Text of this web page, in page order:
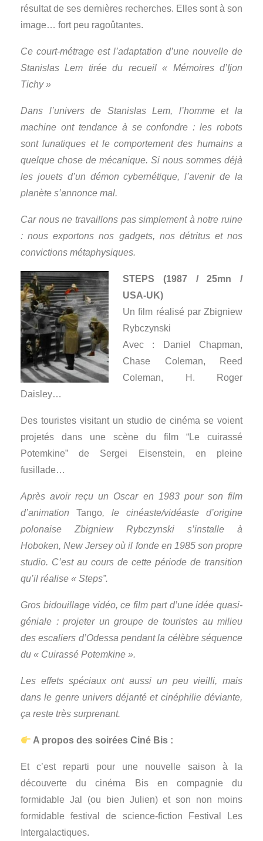
résultat de ses dernières recherches. Elles sont à son
image… fort peu ragoûtantes.
Ce court-métrage est l’adaptation d’une nouvelle de
Stanislas Lem tirée du recueil « Mémoires d’Ijon
Tichy »
Dans l’univers de Stanislas Lem, l’homme et la
machine ont tendance à se confondre : les robots
sont lunatiques et le comportement des humains a
quelque chose de mécanique. Si nous sommes déjà
les jouets d’un démon cybernétique, l’avenir de la
planète s’annonce mal.
Car nous ne travaillons pas simplement à notre ruine
: nous exportons nos gadgets, nos détritus et nos
convictions métaphysiques.
STEPS (1987 / 25mn /
USA-UK)
Un film réalisé par Zbigniew
Rybczynski
Avec : Daniel Chapman,
Chase Coleman, Reed
Coleman, H. Roger
Daisley…
Des touristes visitant un studio de cinéma se voient
projetés dans une scène du film “Le cuirassé
Potemkine” de Sergei Eisenstein, en pleine
fusillade…
Après avoir reçu un Oscar en 1983 pour son film
d’animation Tango, le cinéaste/vidéaste d’origine
polonaise Zbigniew Rybczynski s’installe à
Hoboken, New Jersey où il fonde en 1985 son propre
studio. C’est au cours de cette période de transition
qu’il réalise « Steps”.
Gros bidouillage vidéo, ce film part d’une idée quasi-
géniale : projeter un groupe de touristes au milieu
des escaliers d’Odessa pendant la célèbre séquence
du « Cuirassé Potemkine ».
Les effets spéciaux ont aussi un peu vieilli, mais
dans le genre univers déjanté et cinéphilie déviante,
ça reste très surprenant.
A propos des soirées Ciné Bis :
Et c’est reparti pour une nouvelle saison à la
découverte du cinéma Bis en compagnie du
formidable Jal (ou bien Julien) et son non moins
formidable festival de science-fiction Festival Les
Intergalactiques.